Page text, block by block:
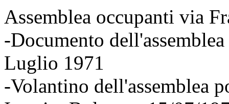
Assemblea occupanti via
-Documento
Luglio 1971
-Volantino dell'assemblea